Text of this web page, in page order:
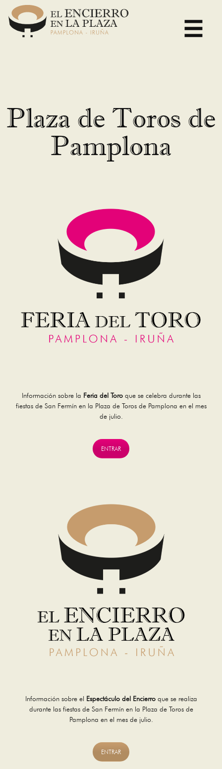
content
Plaza de Toros de
Pamplona
Información sobre la Feria del Toroque se celebra durante las
fiestas de San Fermín en la Plaza de Toros de Pamplona en el mes
de julio.
ENTRAR
Información sobre el Espectáculo del Encierroque se realiza
durante las fiestas de San Fermín en la Plaza de Toros de
Pamplona en el mes de julio.
ENTRAR